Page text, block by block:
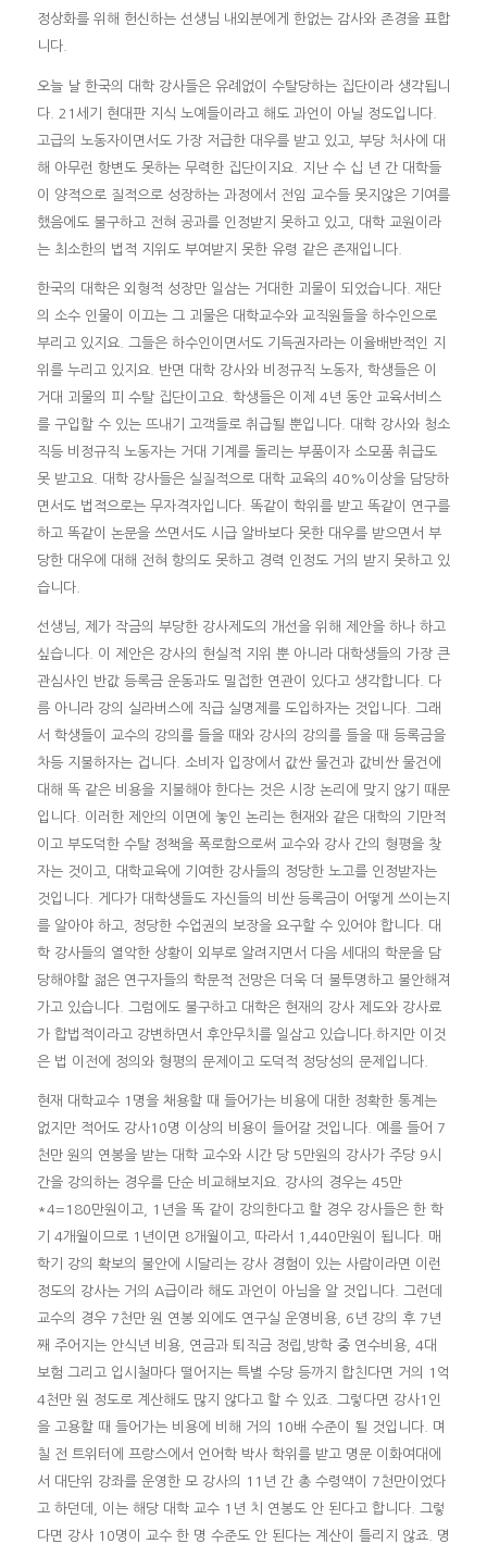
정상화를 위해 헌신하는 선생님 내외분에게 한없는 감사와 존경을 표합
니다.
오늘 날 한국의 대학 강사들은 유례없이 수탈당하는 집단이라 생각됩니
다. 21세기 현대판 지식 노예들이라고 해도 과언이 아닐 정도입니다.
고급의 노동자이면서도 가장 저급한 대우를 받고 있고, 부당 처사에 대
해 아무런 항변도 못하는 무력한 집단이지요. 지난 수 십 년 간 대학들
이 양적으로 질적으로 성장하는 과정에서 전임 교수들 못지않은 기여를
했음에도 불구하고 전혀 공과를 인정받지 못하고 있고, 대학 교원이라
는 최소한의 법적 지위도 부여받지 못한 유령 같은 존재입니다.
한국의 대학은 외형적 성장만 일삼는 거대한 괴물이 되었습니다. 재단
의 소수 인물이 이끄는 그 괴물은 대학교수와 교직원들을 하수인으로
부리고 있지요. 그들은 하수인이면서도 기득권자라는 이율배반적인 지
위를 누리고 있지요. 반면 대학 강사와 비정규직 노동자, 학생들은 이
거대 괴물의 피 수탈 집단이고요. 학생들은 이제 4년 동안 교육서비스
를 구입할 수 있는 뜨내기 고객들로 취급될 뿐입니다. 대학 강사와 청소
직등 비정규직 노동자는 거대 기계를 돌리는 부품이자 소모품 취급도
못 받고요. 대학 강사들은 실질적으로 대학 교육의 40%이상을 담당하
면서도 법적으로는 무자격자입니다. 똑같이 학위를 받고 똑같이 연구를
하고 똑같이 논문을 쓰면서도 시급 알바보다 못한 대우를 받으면서 부
당한 대우에 대해 전혀 항의도 못하고 경력 인정도 거의 받지 못하고 있
습니다.
선생님, 제가 작금의 부당한 강사제도의 개선을 위해 제안을 하나 하고
싶습니다. 이 제안은 강사의 현실적 지위 뿐 아니라 대학생들의 가장 큰
관심사인 반값 등록금 운동과도 밀접한 연관이 있다고 생각합니다. 다
름 아니라 강의 실라버스에 직급 실명제를 도입하자는 것입니다. 그래
서 학생들이 교수의 강의를 들을 때와 강사의 강의를 들을 때 등록금을
차등 지불하자는 겁니다. 소비자 입장에서 값싼 물건과 값비싼 물건에
대해 똑 같은 비용을 지불해야 한다는 것은 시장 논리에 맞지 않기 때문
입니다. 이러한 제안의 이면에 놓인 논리는 현재와 같은 대학의 기만적
이고 부도덕한 수탈 정책을 폭로함으로써 교수와 강사 간의 형평을 찾
자는 것이고, 대학교육에 기여한 강사들의 정당한 노고를 인정받자는
것입니다. 게다가 대학생들도 자신들의 비싼 등록금이 어떻게 쓰이는지
를 알아야 하고, 정당한 수업권의 보장을 요구할 수 있어야 합니다. 대
학 강사들의 열악한 상황이 외부로 알려지면서 다음 세대의 학문을 담
당해야할 젊은 연구자들의 학문적 전망은 더욱 더 불투명하고 불안해져
가고 있습니다. 그럼에도 불구하고 대학은 현재의 강사 제도와 강사료
가 합법적이라고 강변하면서 후안무치를 일삼고 있습니다.하지만 이것
은 법 이전에 정의와 형평의 문제이고 도덕적 정당성의 문제입니다.
현재 대학교수 1명을 채용할 때 들어가는 비용에 대한 정확한 통계는
없지만 적어도 강사10명 이상의 비용이 들어갈 것입니다. 예를 들어 7
천만 원의 연봉을 받는 대학 교수와 시간 당 5만원의 강사가 주당 9시
간을 강의하는 경우를 단순 비교해보지요. 강사의 경우는 45만
*4=180만원이고, 1년을 똑 같이 강의한다고 할 경우 강사들은 한 학
기 4개월이므로 1년이면 8개월이고, 따라서 1,440만원이 됩니다. 매
학기 강의 확보의 불안에 시달리는 강사 경험이 있는 사람이라면 이런
정도의 강사는 거의 A급이라 해도 과언이 아님을 알 것입니다. 그런데
교수의 경우 7천만 원 연봉 외에도 연구실 운영비용, 6년 강의 후 7년
째 주어지는 안식년 비용, 연금과 퇴직금 정립,방학 중 연수비용, 4대
보험 그리고 입시철마다 떨어지는 특별 수당 등까지 합친다면 거의 1억
4천만 원 정도로 계산해도 많지 않다고 할 수 있죠. 그렇다면 강사1인
을 고용할 때 들어가는 비용에 비해 거의 10배 수준이 될 것입니다. 며
칠 전 트위터에 프랑스에서 언어학 박사 학위를 받고 명문 이화여대에
서 대단위 강좌를 운영한 모 강사의 11년 간 총 수령액이 7천만이었다
고 하던데, 이는 해당 대학 교수 1년 치 연봉도 안 된다고 합니다. 그렇
다면 강사 10명이 교수 한 명 수준도 안 된다는 계산이 틀리지 않죠. 명